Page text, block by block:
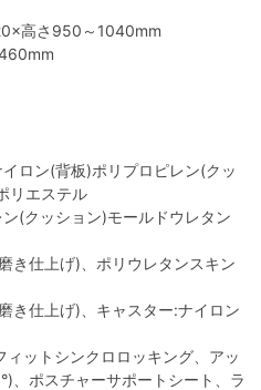
高さ950～1040mm
ロン(背板)ポリプロピレン(クッ
リエステル
(クッション)モールドウレタン
き仕上げ)、ポリウレタンスキン
き仕上げ)、キャスター:ナイロン
ットシンクロロッキング、アッ
、ポスチャーサポートシート、ラ